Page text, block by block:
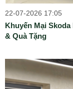
22-07-2026 17:05
Khuyến Mại
& Quà Tặng